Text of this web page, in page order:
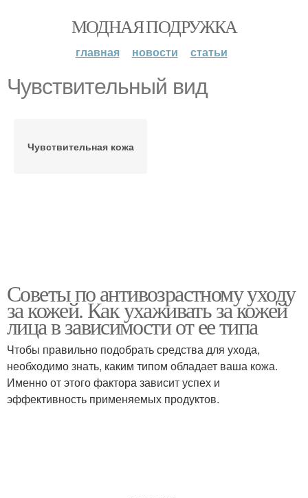
МОДНАЯ ПОДРУЖКА
главная новости статьи
Чувствительный вид
Чувствительная кожа
Советы по антивозрастному уходу
за кожей. Как ухаживать за кожей
лица в зависимости от ее типа
Чтобы правильно подобрать средства для ухода,
необходимо знать, каким типом обладает ваша кожа.
Именно от этого фактора зависит успех и
эффективность применяемых продуктов.